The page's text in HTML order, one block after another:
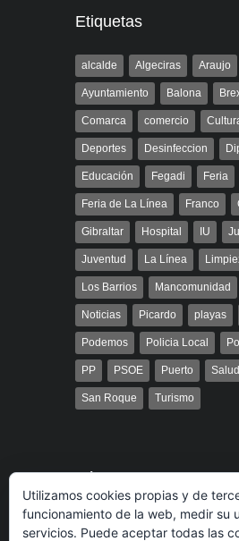
Etiquetas
alcalde Algeciras Araujo
Ayuntamiento Balona
Comarca comercio
Deportes Desinfeccion
Educación Fegadi Feria
Feria de La Línea Franco
Gibraltar Hospital IU
Juventud La Línea
Los Barrios Mancomunidad
Noticias Picardo playas
Podemos Policia Local
PP PSOE Puerto Salud
San Roque Turismo
Búsqueda
Utilizamos cookies propias y de
funcionamiento de la web, medir su
servicios. Puede aceptar todas las